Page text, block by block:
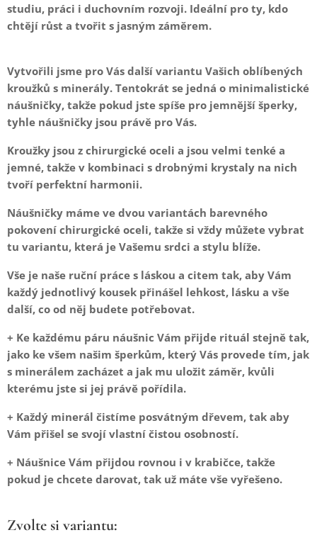
studiu, práci i duchovním rozvoji. Ideální pro ty, kdo
chtějí růst a tvořit s jasným záměrem.
Vytvořili jsme pro Vás další variantu Vašich oblíbených
kroužků s minerály. Tentokrát se jedná o minimalistické
náušničky, takže pokud jste spíše pro jemnější šperky,
tyhle náušničky jsou právě pro Vás.
Kroužky jsou z chirurgické oceli a jsou velmi tenké a
jemné, takže v kombinaci s drobnými krystaly na nich
tvoří perfektní harmonii.
Náušničky máme ve dvou variantách barevného
pokovení chirurgické oceli, takže si vždy můžete vybrat
tu variantu, která je Vašemu srdci a stylu blíže.
Vše je naše ruční práce s láskou a citem tak, aby Vám
každý jednotlivý kousek přinášel lehkost, lásku a vše
další, co od něj budete potřebovat.
+ Ke každému páru náušnic Vám přijde rituál stejně tak,
jako ke všem našim šperkům, který Vás provede tím, jak
s minerálem zacházet a jak mu uložit záměr, kvůli
kterému jste si jej právě pořídila.
+ Každý minerál čistíme posvátným dřevem, tak aby
Vám přišel se svojí vlastní čistou osobností.
+ Náušnice Vám přijdou rovnou i v krabičce, takže
pokud je chcete darovat, tak už máte vše vyřešeno.
Zvolte si variantu: